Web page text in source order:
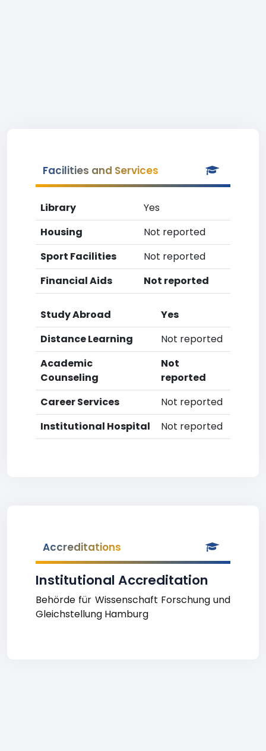
Facilities and Services
Library
Yes
Housing
Not reported
Sport Facilities
Not reported
Financial Aids
Not reported
Study Abroad
Yes
Distance Learning
Not reported
Academic
Counseling
Not
reported
Career Services
Not reported
Institutional Hospital
Not reported
Accreditations
Institutional Accreditation
Behörde für Wissenschaft Forschung und
Gleichstellung Hamburg